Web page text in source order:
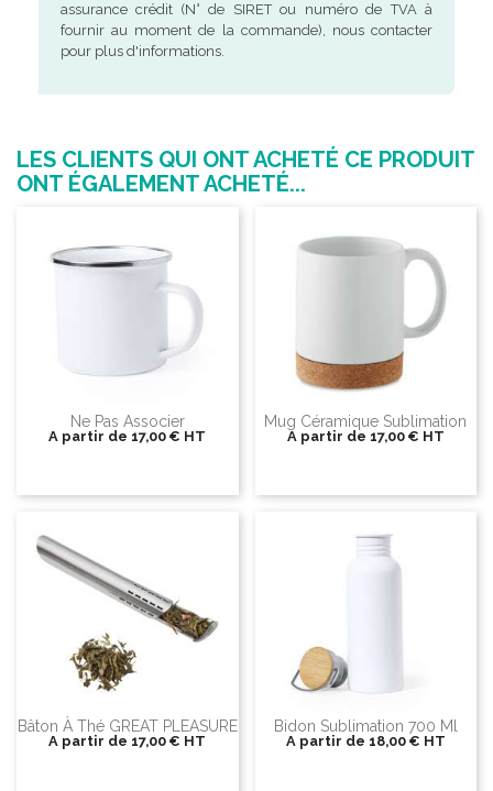
assurance crédit (N° de SIRET ou numéro de TVA à
fournir au moment de la commande), nous contacter
pour plus d'informations.
LES CLIENTS QUI ONT ACHETÉ CE PRODUIT
ONT ÉGALEMENT ACHETÉ...
Ne Pas Associer
A partir de 17,00 € HT
Mug Céramique Sublimation
A partir de 17,00 € HT
Bâton À Thé GREAT PLEASURE
A partir de 17,00 € HT
Bidon Sublimation 700 Ml
A partir de 18,00 € HT